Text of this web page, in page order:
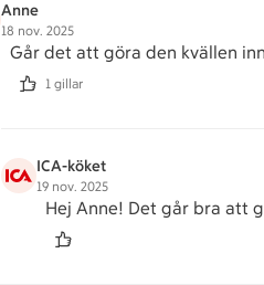
Anne
18 nov. 2025
Går det att göra den kvällen
1 gillar
ICA-köket
19 nov. 2025
Hej Anne! Det går bra att